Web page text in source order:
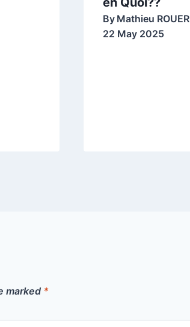
By Mathieu ROUER
22 May 2025
marked *